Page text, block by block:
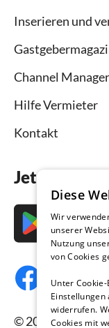
Inserieren und
Channel Manager
Hilfe Vermieter
Kontakt
Jetzt die
© 2026
Diese
Wir
unserer
Nutzung
von Cookies
Unter
Einstellungen
widerrufen.
Cookies mit